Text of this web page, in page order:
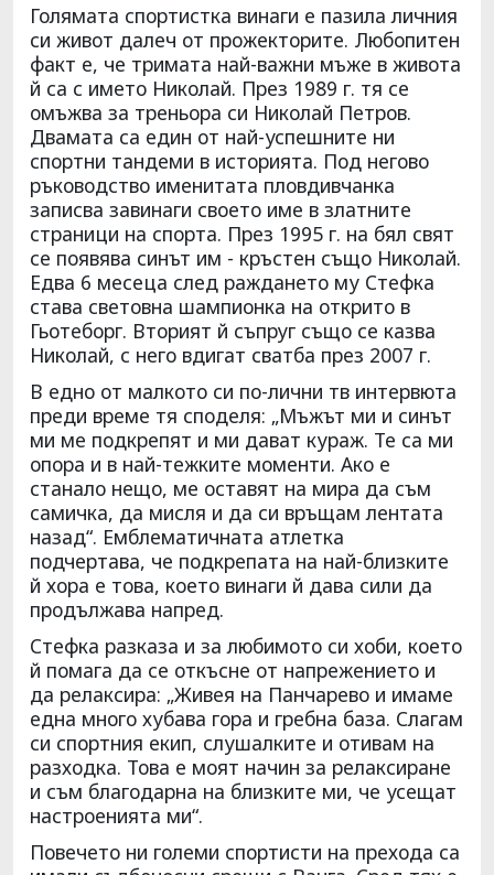
Голямата спортистка винаги е пазила личния
си живот далеч от прожекторите. Любопитен
факт е, че тримата най-важни мъже в живота
й са с името Николай. През 1989 г. тя се
омъжва за треньора си Николай Петров.
Двамата са един от най-успешните ни
спортни тандеми в историята. Под негово
ръководство именитата пловдивчанка
записва завинаги своето име в златните
страници на спорта. През 1995 г. на бял свят
се появява синът им - кръстен също Николай.
Едва 6 месеца след раждането му Стефка
става световна шампионка на открито в
Гьотеборг. Вторият й съпруг също се казва
Николай, с него вдигат сватба през 2007 г.
В едно от малкото си по-лични тв интервюта
преди време тя споделя: „Мъжът ми и синът
ми ме подкрепят и ми дават кураж. Те са ми
опора и в най-тежките моменти. Ако е
станало нещо, ме оставят на мира да съм
самичка, да мисля и да си връщам лентата
назад“. Емблематичната атлетка
подчертава, че подкрепата на най-близките
й хора е това, което винаги й дава сили да
продължава напред.
Стефка разказа и за любимото си хоби, което
й помага да се откъсне от напрежението и
да релаксира: „Живея на Панчарево и имаме
една много хубава гора и гребна база. Слагам
си спортния екип, слушалките и отивам на
разходка. Това е моят начин за релаксиране
и съм благодарна на близките ми, че усещат
настроенията ми“.
Повечето ни големи спортисти на прехода са